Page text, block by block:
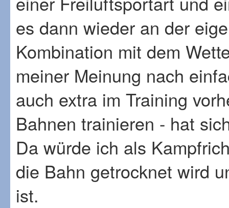
es dann wieder an der
Kombination mit dem
meiner Meinung nach
auch extra im Training
Bahnen trainieren - hat
Da würde ich als
die Bahn getrocknet wird
ist.